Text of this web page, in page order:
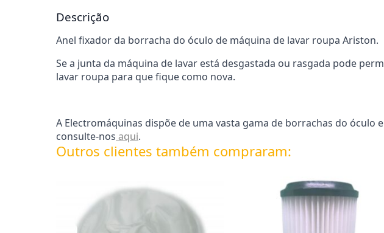
Descrição
Anel fixador da borracha do óculo de máquina de lavar roupa Ariston.
Se a junta da máquina de lavar está desgastada ou rasgada pode
lavar roupa para que fique como nova.
A Electromáquinas dispõe de uma vasta gama de borrachas do
consulte-nos aqui.
Outros clientes também compraram: